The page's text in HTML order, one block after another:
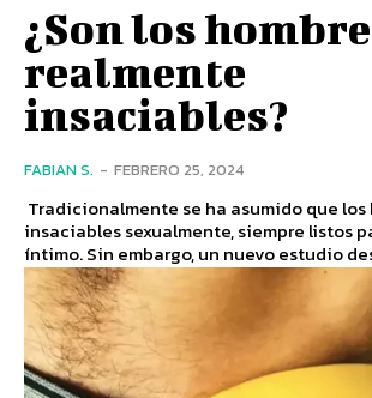
¿Son los
realmente
insaciables?
FABIAN S. - FEBRERO 25, 2024
Tradicionalmente se ha asumido que los
insaciables sexualmente, siempre listos
íntimo. Sin embargo, un nuevo estudio